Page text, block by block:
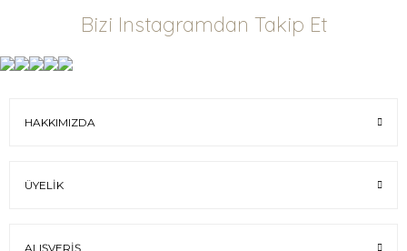
Bizi Instagramdan Takip Et
HAKKIMIZDA
ÜYELIK
ALIŞVERIŞ